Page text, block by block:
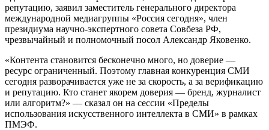
репутацию, заявил заместитель генерального директора
международной медиагруппы «Россия сегодня», член
президиума научно-экспертного совета Совбеза РФ,
чрезвычайный и полномочный посол Александр Яковенко.
«Контента становится бесконечно много, но доверие —
ресурс ограниченный. Поэтому главная конкуренция СМИ
сегодня разворачивается уже не за скорость, а за верификацию
и репутацию. Кто станет якорем доверия — бренд, журналист
или алгоритм?» — сказал он на сессии «Пределы
использования искусственного интеллекта в СМИ» в рамках
ПМЭФ.